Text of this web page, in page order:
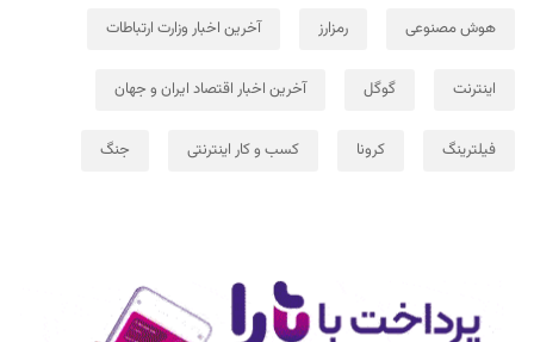
هوش مصنوعی رمزارز آخرین اخبار وزارت ارتباطات
اینترنت گوگل آخرین اخبار اقتصاد ایران و جهان
فیلترینگ کرونا کسب و کار اینترنتی جنگ